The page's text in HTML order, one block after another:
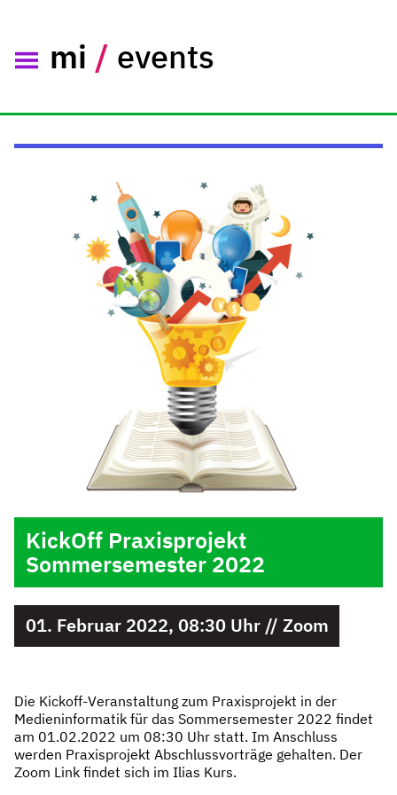
mi / events
KickOff Praxisprojekt
Sommersemester 2022
01. Februar 2022, 08:30 Uhr // Zoom
Die Kickoff-Veranstaltung zum Praxisprojekt in der
Medieninformatik für das Sommersemester 2022 findet
am 01.02.2022 um 08:30 Uhr statt. Im Anschluss
werden Praxisprojekt Abschlussvorträge gehalten. Der
Zoom Link findet sich im Ilias Kurs.